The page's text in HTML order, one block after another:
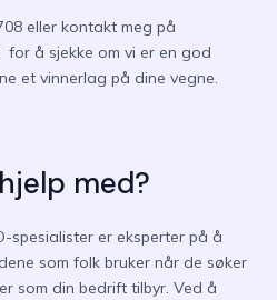
eller kontakt meg på
for å sjekke om vi er en god
et vinnerlag på dine vegne.
med?
spesialister er eksperter på å
som folk bruker når de søker
som din bedrift tilbyr. Ved å